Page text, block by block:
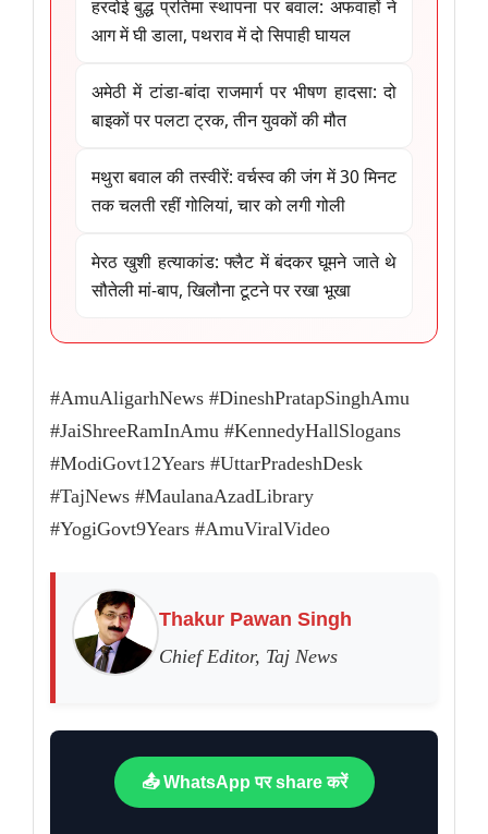
हरदोई बुद्ध प्रतिमा स्थापना पर बवाल: अफवाहों ने
आग में घी डाला, पथराव में दो सिपाही घायल
अमेठी में टांडा-बांदा राजमार्ग पर भीषण हादसा: दो
बाइकों पर पलटा ट्रक, तीन युवकों की मौत
मथुरा बवाल की तस्वीरें: वर्चस्व की जंग में 30 मिनट
तक चलती रहीं गोलियां, चार को लगी गोली
मेरठ खुशी हत्याकांड: फ्लैट में बंदकर घूमने जाते थे
सौतेली मां-बाप, खिलौना टूटने पर रखा भूखा
#AmuAligarhNews #DineshPratapSinghAmu
#JaiShreeRamInAmu #KennedyHallSlogans
#ModiGovt12Years #UttarPradeshDesk
#TajNews #MaulanaAzadLibrary
#YogiGovt9Years #AmuViralVideo
Thakur Pawan Singh
Chief Editor, Taj News
📤 WhatsApp पर share करें